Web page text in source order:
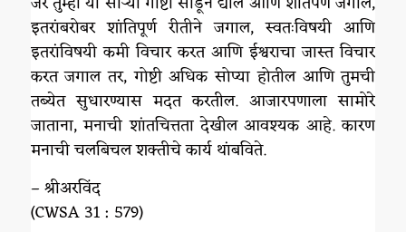
इतरांबरोबर शांतिपूर्ण रीतीने जगाल, स्वतःविषयी आणि
इतरांविषयी कमी विचार करत आणि ईश्वराचा जास्त विचार
करत जगाल तर, गोष्टी अधिक सोप्या होतील आणि तुमची
तब्येत सुधारण्यास मदत करतील. आजारपणाला सामोरे
जाताना, मनाची शांतचित्तता देखील आवश्यक आहे. कारण
मनाची चलबिचल शक्तीचे कार्य थांबविते.
– श्रीअरविंद
(CWSA 31 : 579)